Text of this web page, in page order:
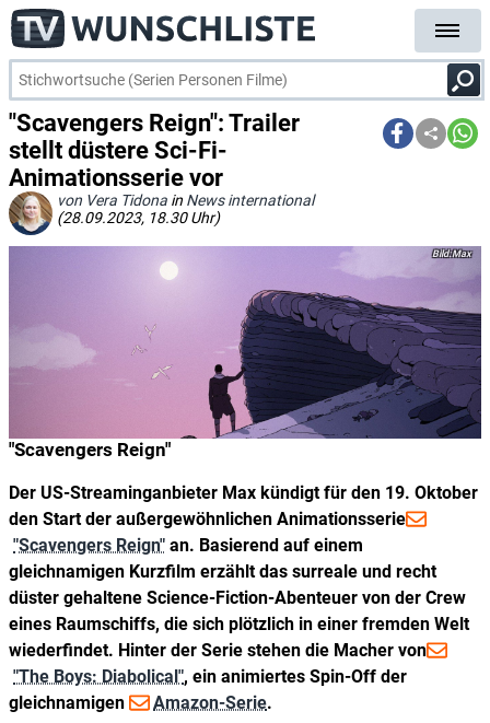
"Scavengers Reign": Trailer
stellt düstere Sci-Fi-
Animationsserie vor
von Vera Tidona in News international
(28.09.2023, 18.30 Uhr)
"Scavengers Reign"
Max
Der US-Streaminganbieter Max kündigt für den 19. Oktober
den Start der außergewöhnlichen Animationsserie
"Scavengers Reign" an. Basierend auf einem
gleichnamigen Kurzfilm erzählt das surreale und recht
düster gehaltene Science-Fiction-Abenteuer von der Crew
eines Raumschiffs, die sich plötzlich in einer fremden Welt
wiederfindet. Hinter der Serie stehen die Macher von
"The Boys: Diabolical", ein animiertes Spin-Off der
gleichnamigen
Amazon-Serie.